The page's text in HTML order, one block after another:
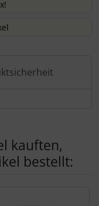
kauften,
bestellt: